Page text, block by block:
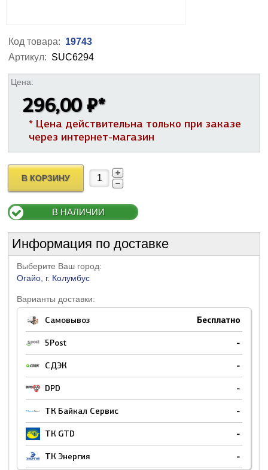
Код товара: 19743
Артикул: SUC6294
Цена:
296,00 ₽*
* Цена действительна только при заказе
через интернет-магазин
В КОРЗИНУ
В НАЛИЧИИ
Информация по доставке
Выберите Ваш город:
Огайо, г. Колумбус
Варианты доставки:
Самовывоз Бесплатно
5Post -
СДЭК -
DPD -
ТК Байкал Сервис -
ТК GTD -
ТК Энергия -